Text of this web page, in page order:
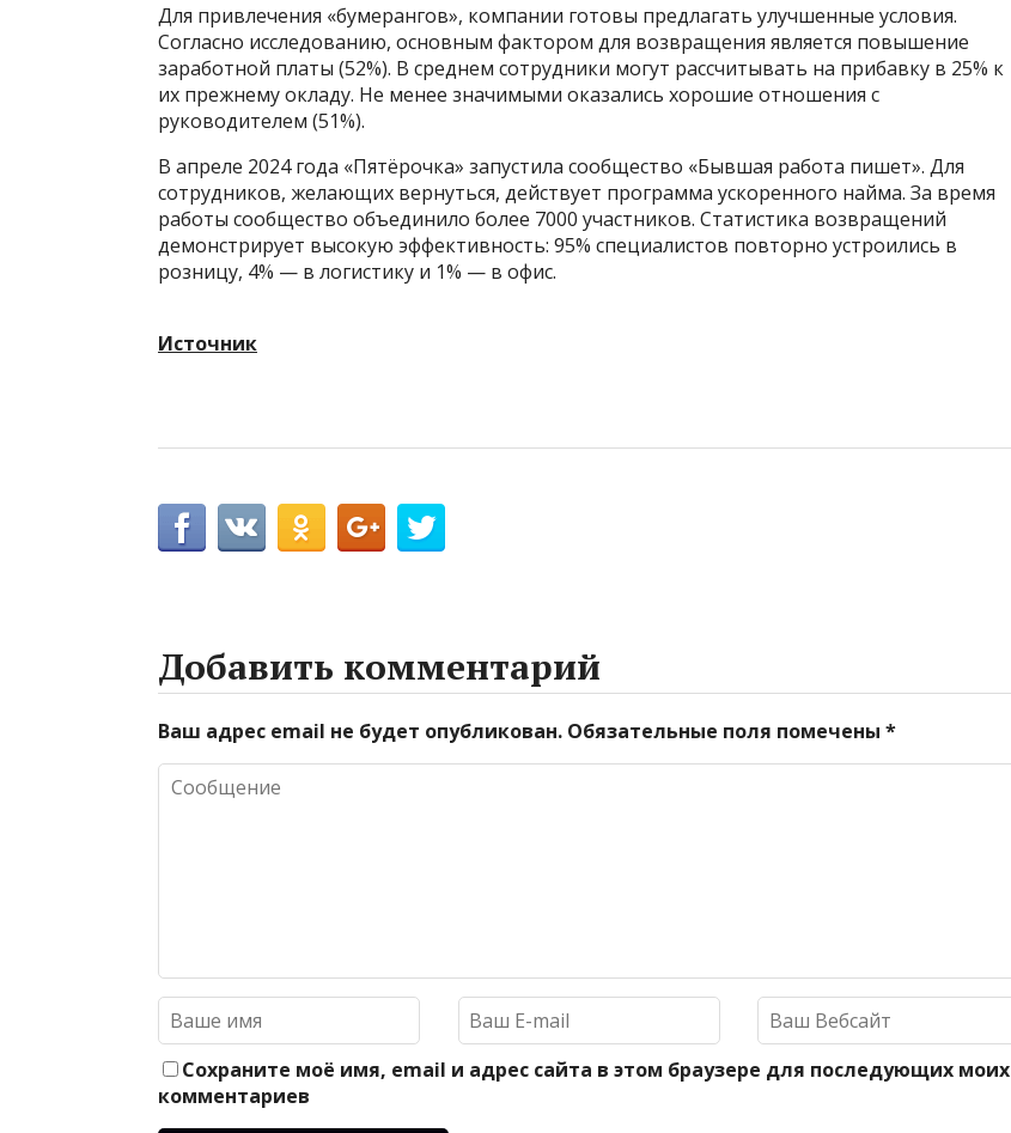
Для привлечения «бумерангов», компании готовы предлагать улучшенные условия.
Согласно исследованию, основным фактором для возвращения является повышение
заработной платы (52%). В среднем сотрудники могут рассчитывать на прибавку в 25% к
их прежнему окладу. Не менее значимыми оказались хорошие отношения с
руководителем (51%).
В апреле 2024 года «Пятёрочка» запустила сообщество «Бывшая работа пишет». Для
сотрудников, желающих вернуться, действует программа ускоренного найма. За время
работы сообщество объединило более 7000 участников. Статистика возвращений
демонстрирует высокую эффективность: 95% специалистов повторно устроились в
розницу, 4% — в логистику и 1% — в офис.
Источник
Добавить комментарий
Ваш адрес email не будет опубликован. Обязательные поля помечены *
Сохраните моё имя, email и адрес сайта в этом браузере для последующих моих
комментариев